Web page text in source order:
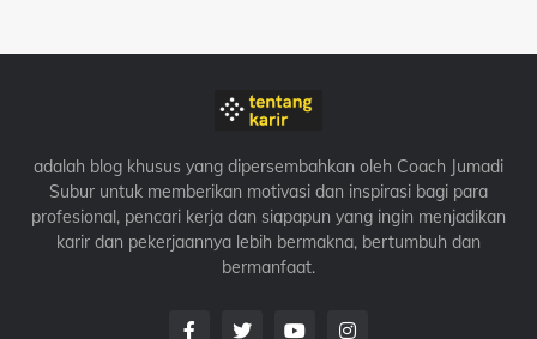
adalah blog khusus yang dipersembahkan oleh Coach Jumadi
Subur untuk memberikan motivasi dan inspirasi bagi para
profesional, pencari kerja dan siapapun yang ingin menjadikan
karir dan pekerjaannya lebih bermakna, bertumbuh dan
bermanfaat.